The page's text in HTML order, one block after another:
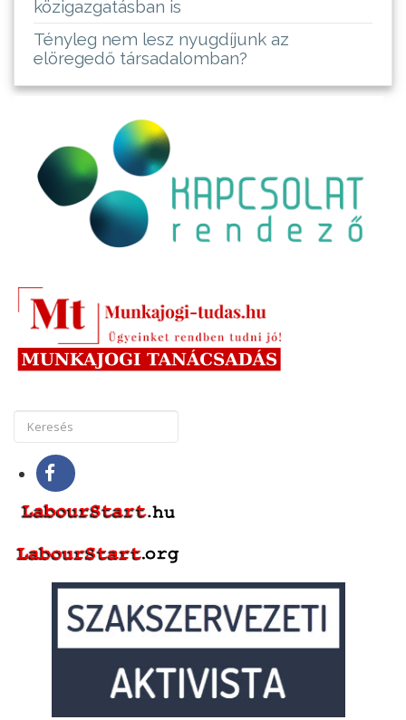
közigazgatásban is
Tényleg nem lesz nyugdíjunk az
elöregedő társadalomban?